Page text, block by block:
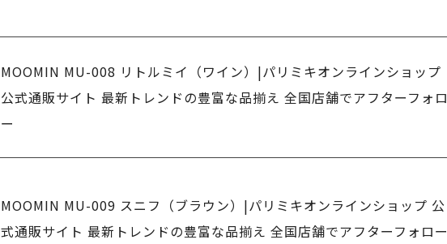
MOOMIN MU-008 リトルミイ（ワイン）|パリミキオンラインショップ
公式通販サイト 最新トレンドの豊富な品揃え 全国店舗でアフターフォロ
ー
MOOMIN MU-009 スニフ（ブラウン）|パリミキオンラインショップ 公
式通販サイト 最新トレンドの豊富な品揃え 全国店舗でアフターフォロー